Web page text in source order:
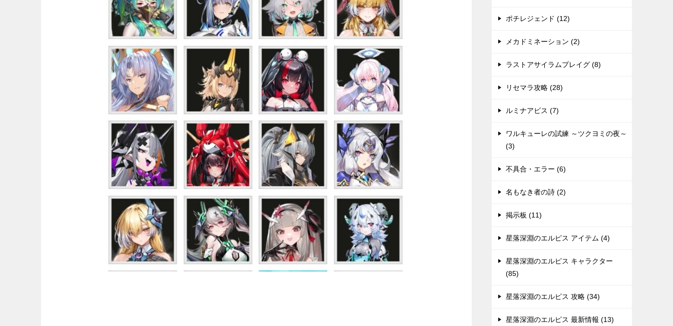
ポチレジェンド (12)
メカドミネーション (2)
ラストアサイラムプレイグ (8)
リセマラ攻略 (28)
ルミナアビス (7)
ワルキューレの試練 ～ツクヨミの夜～
(3)
不具合・エラー (6)
名もなき者の詩 (2)
掲示板 (11)
星落深淵のエルピス アイテム (4)
星落深淵のエルピス キャラクター
(85)
星落深淵のエルピス 攻略 (34)
星落深淵のエルピス 最新情報 (13)